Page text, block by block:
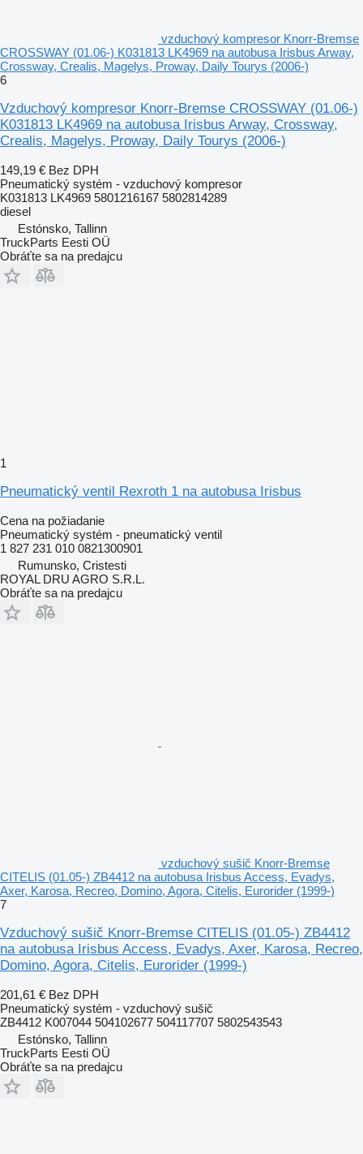
vzduchový kompresor Knorr-Bremse
CROSSWAY (01.06-) K031813 LK4969 na autobusa Irisbus Arway,
Crossway, Crealis, Magelys, Proway, Daily Tourys (2006-)
6
Vzduchový kompresor Knorr-Bremse CROSSWAY (01.06-)
K031813 LK4969 na autobusa Irisbus Arway, Crossway,
Crealis, Magelys, Proway, Daily Tourys (2006-)
149,19 € Bez DPH
Pneumatický systém - vzduchový kompresor
K031813 LK4969 5801216167 5802814289
diesel
Estónsko, Tallinn
TruckParts Eesti OÜ
Obráťte sa na predajcu
1
Pneumatický ventil Rexroth 1 na autobusa Irisbus
Cena na požiadanie
Pneumatický systém - pneumatický ventil
1 827 231 010 0821300901
Rumunsko, Cristesti
ROYAL DRU AGRO S.R.L.
Obráťte sa na predajcu
vzduchový sušič Knorr-Bremse
CITELIS (01.05-) ZB4412 na autobusa Irisbus Access, Evadys,
Axer, Karosa, Recreo, Domino, Agora, Citelis, Eurorider (1999-)
7
Vzduchový sušič Knorr-Bremse CITELIS (01.05-) ZB4412
na autobusa Irisbus Access, Evadys, Axer, Karosa, Recreo,
Domino, Agora, Citelis, Eurorider (1999-)
201,61 € Bez DPH
Pneumatický systém - vzduchový sušič
ZB4412 K007044 504102677 504117707 5802543543
Estónsko, Tallinn
TruckParts Eesti OÜ
Obráťte sa na predajcu